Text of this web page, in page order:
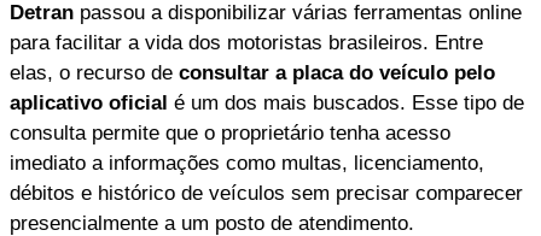
Detran passou a disponibilizar várias ferramentas online
para facilitar a vida dos motoristas brasileiros. Entre
elas, o recurso de consultar a placa do veículo pelo
aplicativo oficial é um dos mais buscados. Esse tipo de
consulta permite que o proprietário tenha acesso
imediato a informações como multas, licenciamento,
débitos e histórico de veículos sem precisar comparecer
presencialmente a um posto de atendimento.